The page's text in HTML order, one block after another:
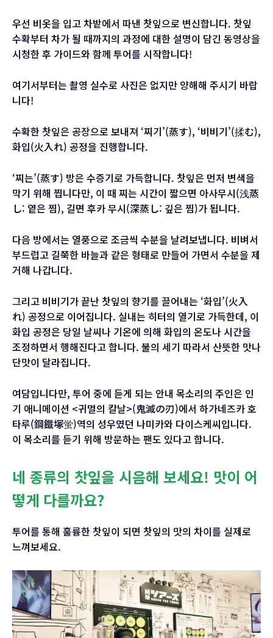
우선 비옷을 입고 차밭에서 따낸 찻잎으로 변신합니다. 찻잎
수확부터 차가 될 때까지의 과정에 대한 설명이 담긴 동영상을
시청한 후 가이드와 함께 투어를 시작합니다!
여기서부터는 촬영 실수로 사진은 없지만 양해해 주시기 바랍
니다!
수확한 찻잎은 공장으로 보내져 ‘찌기’(蒸す), ‘비비기’(揉む),
화입(火入れ) 공정을 진행합니다.
‘찌는’(蒸す) 방은 수증기로 가득합니다. 찻잎은 먼저 변색을
막기 위해 찝니다만, 이 때 찌는 시간이 짧으면 아사무시(浅蒸
し: 옅은 찜), 길면 후카 무시(深蒸し: 깊은 찜)가 됩니다.
다음 방에서는 열풍으로 조금씩 수분을 날려보냅니다. 비벼서
부드럽고 길쭉한 바늘과 같은 형태로 만들어 가면서 수분을 제
거해 나갑니다.
그리고 비비기가 끝난 찻잎의 향기를 끌어내는 ‘화입’(火入
れ) 공정으로 이어집니다. 실내는 히터의 열기로 가득한데, 이
화입 공정은 당일 날씨나 기온에 의해 화입의 온도나 시간을
조정하면서 행해진다고 합니다. 불의 세기 따라서 산뜻한 맛나
단맛이 달라집니다.
여담입니다만, 투어 중에 듣게 되는 안내 목소리의 주인은 인
기 애니메이션 <귀멸의 칼날>(鬼滅の刃)에서 하가네즈카 호
타루(鋼鐵塚蛍)역의 성우였던 나미카와 다이스케씨입니다.
이 목소리를 듣기 위해 방문하는 팬도 있다고 합니다.
네 종류의 찻잎을 시음해 보세요! 맛이 어
떻게 다를까요?
투어를 통해 훌륭한 찻잎이 되면 찻잎의 맛의 차이를 실제로
느껴보세요.